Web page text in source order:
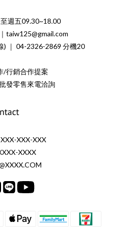
週五09.30~18.00
taiw125@gmail.com
) ｜ 04-2326-2869 分機20
/行銷合作提案
發零售來電洽詢
XXX-XXX
XXXX